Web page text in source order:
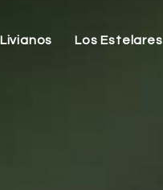
Livianos Los Estelares